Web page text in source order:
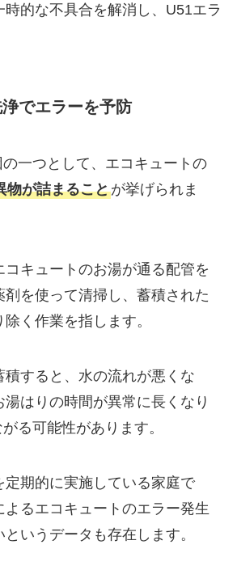
時的な不具合を解消し、U51エラ
でエラーを予防
一つとして、エコキュートの
物が詰まることが挙げられま
コキュートのお湯が通る配管を
を使って清掃し、蓄積された
く作業を指します。
積すると、水の流れが悪くな
湯はりの時間が異常に長くなり
る可能性があります。
定期的に実施している家庭で
よるエコキュートのエラー発生
いうデータも存在します。